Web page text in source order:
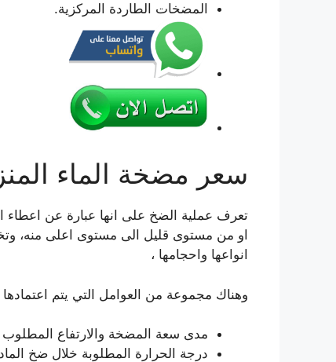
المضخات الطاردة المركزية.
سعر مضخة الماء
تعرف عملية الضخ على انها عبارة عن اعطاء
او من مستوى قليل الى مستوى اعلى منه،
انواعها واحجامها ،
وهناك مجموعة من العوامل التي يتم
مدى سعة المضخة والارتفاع المطلوب
درجة الحرارة المطلوبة خلال ضخ